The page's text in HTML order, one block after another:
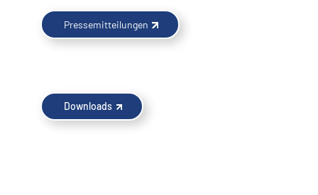
Pressemitteilungen
Downloads